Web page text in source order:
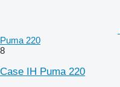
Puma 220
8
Case IH Puma 220